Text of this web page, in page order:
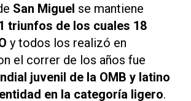
San Miguel se mantiene
triunfos de los cuales 18
y todos los realizó en
el correr de los años fue
juvenil de la OMB y latino
en la categoría ligero.